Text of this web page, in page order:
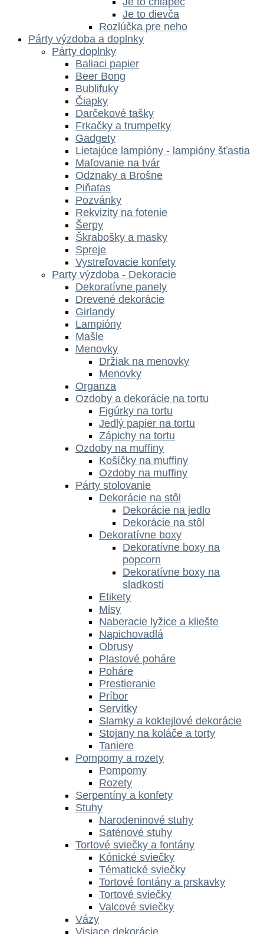
Je to dievča
Rozlúčka pre neho
Párty výzdoba a doplnky
Párty doplnky
Baliaci papier
Beer Bong
Bublifuky
Čiapky
Darčekové tašky
Frkačky a trumpetky
Gadgety
Lietajúce lampióny - lampióny šťastia
Maľovanie na tvár
Odznaky a Brošne
Piňatas
Pozvánky
Rekvizity na fotenie
Šerpy
Škrabošky a masky
Spreje
Vystreľovacie konfety
Party výzdoba - Dekoracie
Dekoratívne panely
Drevené dekorácie
Girlandy
Lampióny
Mašle
Menovky
Držiak na menovky
Menovky
Organza
Ozdoby a dekorácie na tortu
Figúrky na tortu
Jedlý papier na tortu
Zápichy na tortu
Ozdoby na muffiny
Košíčky na muffiny
Ozdoby na muffiny
Párty stolovanie
Dekorácie na stôl
Dekorácie na jedlo
Dekorácie na stôl
Dekoratívne boxy
Dekoratívne boxy na
popcorn
Dekoratívne boxy na
sladkosti
Etikety
Misy
Naberacie lyžice a kliešte
Napichovadlá
Obrusy
Plastové poháre
Poháre
Prestieranie
Príbor
Servítky
Slamky a koktejlové dekorácie
Stojany na koláče a torty
Taniere
Pompomy a rozety
Pompomy
Rozety
Serpentíny a konfety
Stuhy
Narodeninové stuhy
Saténové stuhy
Tortové sviečky a fontány
Kónické sviečky
Tématické sviečky
Tortové fontány a prskavky
Tortové sviečky
Valcové sviečky
Vázy
Visiace dekorácie